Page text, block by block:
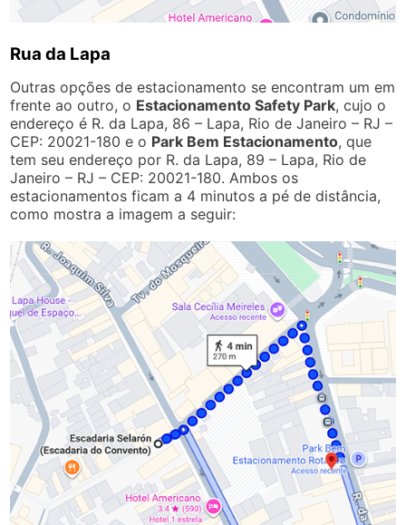
Rua da Lapa
Outras opções de estacionamento se encontram um em
frente ao outro, o Estacionamento Safety Park, cujo o
endereço é R. da Lapa, 86 – Lapa, Rio de Janeiro – RJ –
CEP: 20021-180 e o Park Bem Estacionamento, que
tem seu endereço por R. da Lapa, 89 – Lapa, Rio de
Janeiro – RJ – CEP: 20021-180. Ambos os
estacionamentos ficam a 4 minutos a pé de distância,
como mostra a imagem a seguir: